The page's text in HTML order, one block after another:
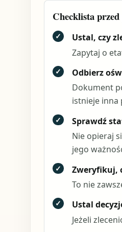
Checklista
✓
Ustal, czy
Zapytaj o
✓
Odbierz
Dokument
istnieje inna
✓
Sprawdź
Nie opieraj
jego
✓
Zweryfikuj,
To nie
✓
Ustal
Jeżeli